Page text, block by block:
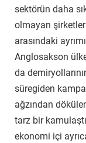
sektörün daha
olmayan
arasındaki
Anglosakson
da
süregiden
ağzından
tarz bir
ekonomi içi